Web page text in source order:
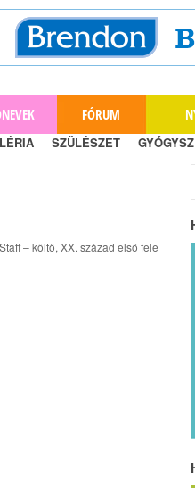
FÓRUM
SZÜLÉSZET
– költő, XX. század első fele